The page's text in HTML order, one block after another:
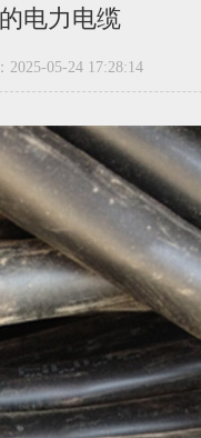
电力电缆
2025-05-24 17:28:14